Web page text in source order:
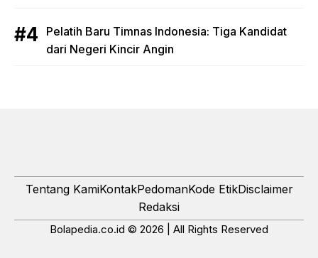
Pelatih Baru Timnas Indonesia: Tiga Kandidat
dari Negeri Kincir Angin
Tentang KamiKontakPedomanKode EtikDisclaimer
Redaksi
Bolapedia.co.id © 2026 | All Rights Reserved